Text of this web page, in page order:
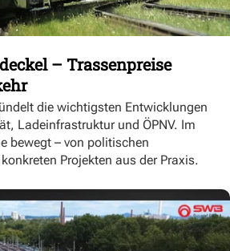
– Trassenpreise
die wichtigsten Entwicklungen
Ladeinfrastruktur und ÖPNV. Im
bewegt – von politischen
Projekten aus der Praxis.